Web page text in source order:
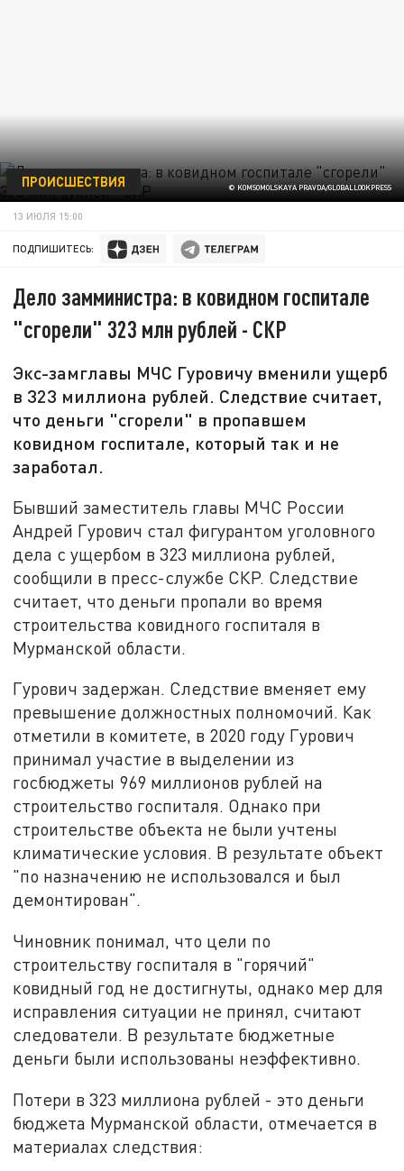
© KOMSOMOLSKAYA PRAVDA/GLOBALLOOKPRESS
ПРОИСШЕСТВИЯ
13 ИЮЛЯ 15:00
ПОДПИШИТЕСЬ:
Дело замминистра: в ковидном госпитале
"сгорели" 323 млн рублей - СКР
Экс-замглавы МЧС Гуровичу вменили ущерб
в 323 миллиона рублей. Следствие считает,
что деньги "сгорели" в пропавшем
ковидном госпитале, который так и не
заработал.
Бывший заместитель главы МЧС России
Андрей Гурович стал фигурантом уголовного
дела с ущербом в 323 миллиона рублей,
сообщили в пресс-службе СКР. Следствие
считает, что деньги пропали во время
строительства ковидного госпиталя в
Мурманской области.
Гурович задержан. Следствие вменяет ему
превышение должностных полномочий. Как
отметили в комитете, в 2020 году Гурович
принимал участие в выделении из
госбюджеты 969 миллионов рублей на
строительство госпиталя. Однако при
строительстве объекта не были учтены
климатические условия. В результате объект
"по назначению не использовался и был
демонтирован".
Чиновник понимал, что цели по
строительству госпиталя в "горячий"
ковидный год не достигнуты, однако мер для
исправления ситуации не принял, считают
следователи. В результате бюджетные
деньги были использованы неэффективно.
Потери в 323 миллиона рублей - это деньги
бюджета Мурманской области, отмечается в
материалах следствия: